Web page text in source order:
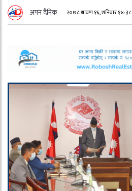
अपन दैनिक २०७८ श्रावण १६, शनिबार १४:३८